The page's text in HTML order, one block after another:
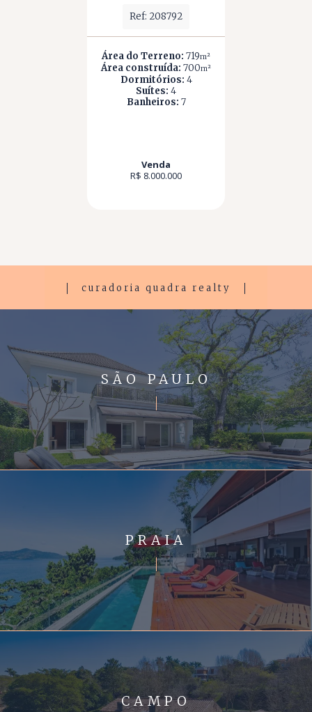
Ref: 208792
Área do Terreno: 719m²
Área construída: 700m²
Dormitórios: 4
Suítes: 4
Banheiros: 7
Venda
R$ 8.000.000
curadoria quadra realty
SÃO PAULO
PRAIA
CAMPO